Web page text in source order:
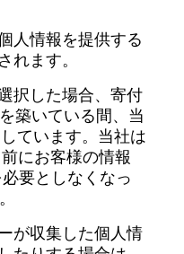
人情報を提供する
ます。
択した場合、寄付
築いている間、当
ています。当社は
にお客様の情報
要としなくなっ
が収集した個人情